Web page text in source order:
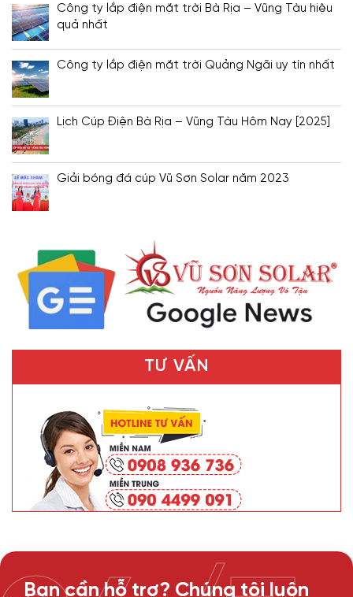
Công ty lắp điện mặt trời Bà Rịa – Vũng Tàu hiệu
quả nhất
Công ty lắp điện mặt trời Quảng Ngãi uy tín nhất
Lịch Cúp Điện Bà Rịa – Vũng Tàu Hôm Nay [2025]
Giải bóng đá cúp Vũ Sơn Solar năm 2023
TƯ VẤN
Bạn cần hỗ trợ? Chúng tôi luôn